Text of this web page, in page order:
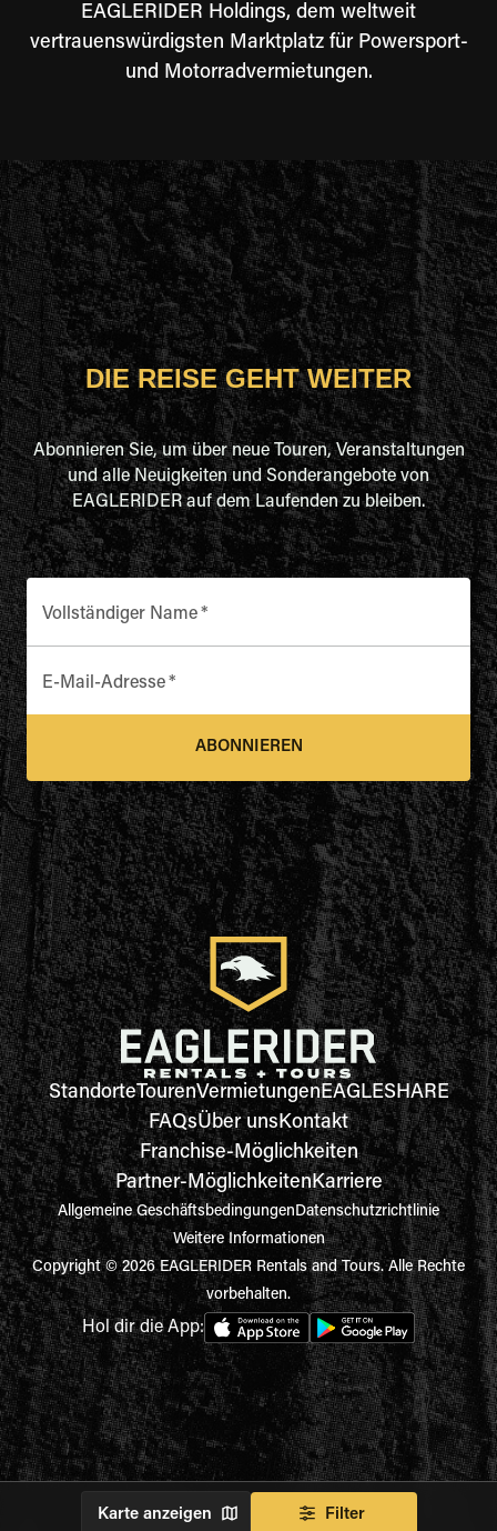
EAGLERIDER Holdings, dem weltweit
vertrauenswürdigsten Marktplatz für Powersport-
und Motorradvermietungen.
Karte anzeigen Filter
DIE REISE GEHT WEITER
Abonnieren Sie, um über neue Touren, Veranstaltungen
und alle Neuigkeiten und Sonderangebote von
EAGLERIDER auf dem Laufenden zu bleiben.
Vollständiger Name*
E-Mail-Adresse*
ABONNIEREN
StandorteTourenVermietungenEAGLESHARE
FAQsÜber unsKontakt
Franchise-Möglichkeiten
Partner-MöglichkeitenKarriere
Allgemeine GeschäftsbedingungenDatenschutzrichtlinie
Weitere Informationen
Copyright © 2026 EAGLERIDER Rentals and Tours. Alle Rechte
vorbehalten.
Hol dir die App: